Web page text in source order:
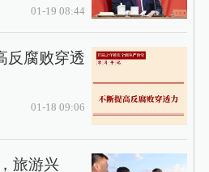
01-19 08:44
反腐败穿透
01-18 09:06
旅游兴